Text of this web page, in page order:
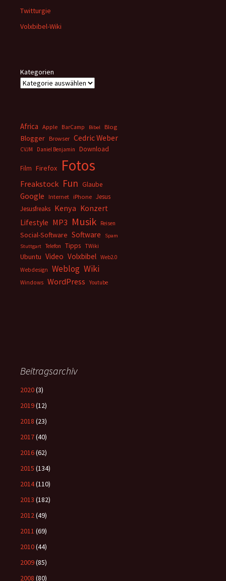
Twitturgie
Volxbibel-Wiki
Kategorien
Africa Apple BarCamp Bibel Blog
Blogger Browser Cedric Weber
CVJM Daniel Benjamin Download
Film Firefox Fotos
Freakstock Fun Glaube
Google Internet iPhone Jesus
Jesusfreaks Kenya Konzert
Lifestyle MP3 Musik Reisen
Social-Software Software
Spam
Stuttgart
Telefon Tipps TWiki
Ubuntu Video Volxbibel Web2.0
Webdesign
Weblog Wiki
Windows WordPress Youtube
Beitragsarchiv
2020(3)
2019(12)
2018 (23)
2017(40)
2016(62)
2015 (134)
2014(110)
2013 (182)
2012(49)
2011 (69)
2010(44)
2009(85)
2008 (80)